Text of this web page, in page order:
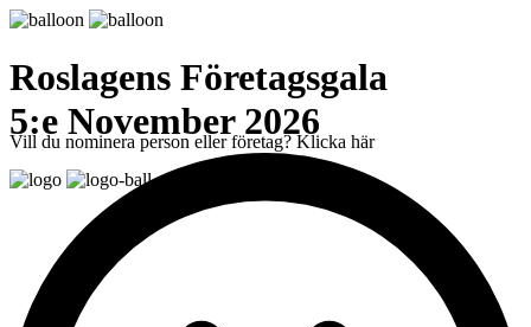
Roslagens Företagsgala
5:e November 2026
Vill du nominera person eller företag? Klicka här